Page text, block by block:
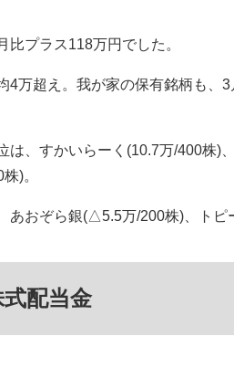
比プラス118万円でした。
4万超え。我が家の保有銘柄も、
は、すかいらーく(10.7万/400株)
)。
あおぞら銀(△5.5万/200株)、ト
配当金